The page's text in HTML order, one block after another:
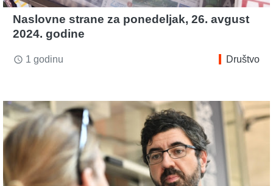
Naslovne strane za ponedeljak, 26. avgust
2024. godine
access_time 1 godinu Društvo